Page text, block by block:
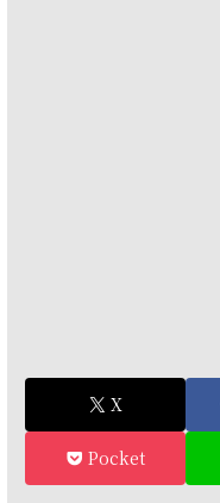
X
Pocket